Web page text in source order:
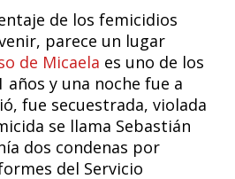
de los femicidios
parece un lugar
de Micaela es uno de los
años y una noche fue a
fue secuestrada, violada
se llama Sebastián
dos condenas por
del Servicio